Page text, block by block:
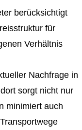
berücksichtigt
für
Verhältnis
Nachfrage in
sorgt nicht nur
minimiert auch